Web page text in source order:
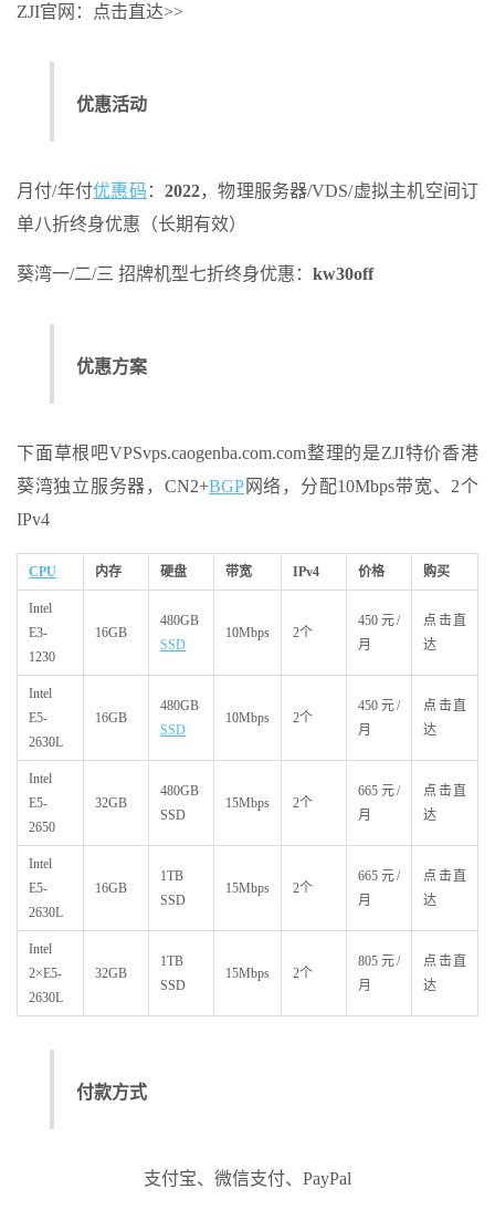
ZJI官网：点击直达>>
优惠活动
月付/年付优惠码 ： 2022，物理服务器/VDS/虚拟主机空间订
单八折终身优惠（长期有效）
葵湾一/二/三 招牌机型七折终身优惠： kw30off
优惠方案
下面草根吧VPSvps.caogenba.com.com整理的是ZJI特价香港
葵湾独立服务器，CN2+BGP网络，分配10Mbps带宽、2个
IPv4
CPU 内存 硬盘 带宽 IPv4 价格 购买
Intel
E3-
1230
16GB
480GB
SSD
10Mbps 2个
450元/
月
点击直
达
Intel
E5-
2630L
16GB
480GB
SSD
10Mbps 2个
450元/
月
点击直
达
Intel
E5-
2650
32GB
480GB
SSD
15Mbps 2个
665元/
月
点击直
达
Intel
E5-
2630L
16GB
1TB
SSD
15Mbps 2个
665元/
月
点击直
达
Intel
2×E5-
2630L
32GB
1TB
SSD
15Mbps 2个
805元/
月
点击直
达
付款方式
支付宝、微信支付、PayPal